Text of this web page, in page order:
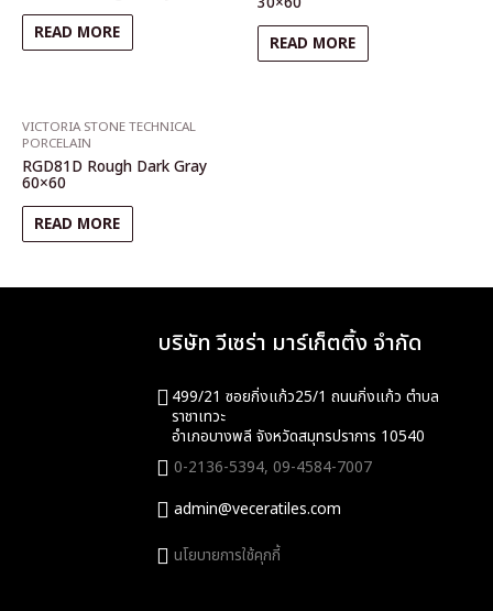
READ MORE
READ MORE
VICTORIA STONE TECHNICAL
PORCELAIN
RGD81D Rough Dark Gray
60×60
READ MORE
บริษัท วีเซร่า มาร์เก็ตติ้ง จำกัด
499/21 ซอยกิ่งแก้ว25/1 ถนนกิ่งแก้ว ตำบล
ราชาเทวะ
อำเภอบางพลี จังหวัดสมุทรปราการ 10540
0-2136-5394, 09-4584-7007
admin@veceratiles.com
นโยบายการใช้คุกกี้